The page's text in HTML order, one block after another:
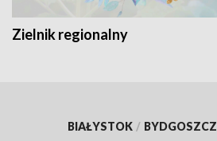
Zielnik regionalny
BIAŁYSTOK / BYDGOSZCZ